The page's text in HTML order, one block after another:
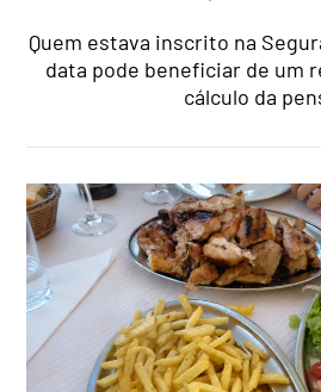
Quem estava inscrito na
data pode beneficiar de um
cálculo da